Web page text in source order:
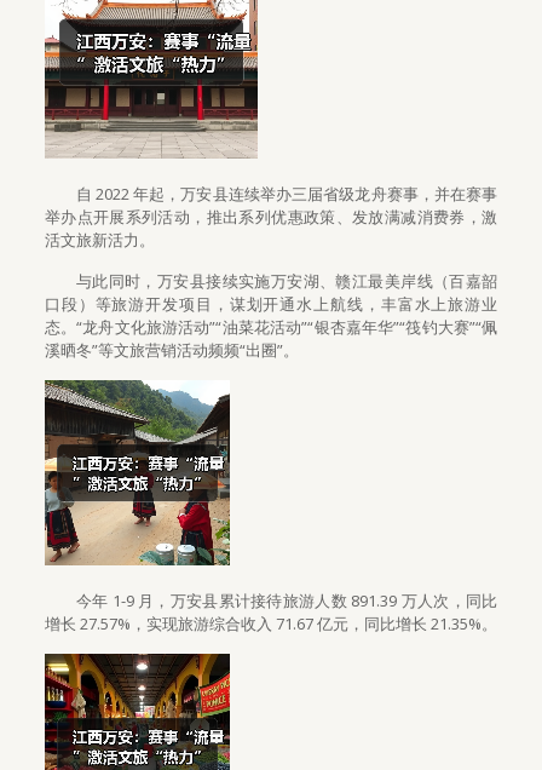
自 2022 年起，万安县连续举办三届省级龙舟赛事，并在赛事
举办点开展系列活动，推出系列优惠政策、发放满减消费券，激
活文旅新活力。
与此同时，万安县接续实施万安湖、赣江最美岸线（百嘉韶
口段）等旅游开发项目，谋划开通水上航线，丰富水上旅游业
态。“龙舟文化旅游活动”“油菜花活动”“银杏嘉年华”“筏钓大赛”“佩
溪晒冬”等文旅营销活动频频“出圈”。
今年 1-9 月，万安县累计接待旅游人数 891.39 万人次，同比
增长 27.57%，实现旅游综合收入 71.67 亿元，同比增长 21.35%。